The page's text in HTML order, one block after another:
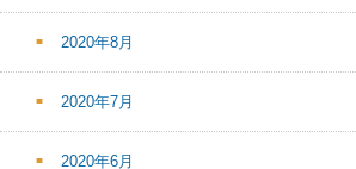
2020年8月
2020年7月
2020年6月